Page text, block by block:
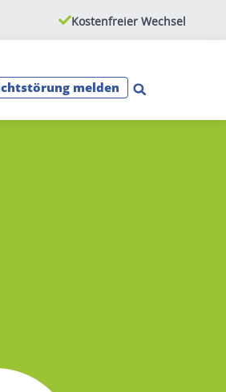
Kostenfreier Wechsel
melden